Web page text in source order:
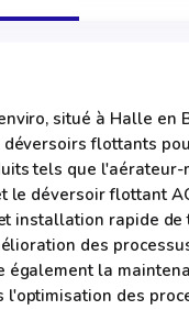
situé à Halle en
flottants
tels que l'aérateur-
le déversoir flottant
installation rapide
des
également la
l'optimisation des